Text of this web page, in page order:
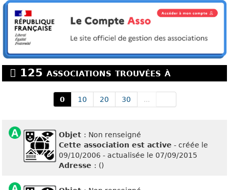
125 associations trouvées à
0 10 20 30 ...
Objet : Non renseigné
Cette association est active - créée le
09/10/2006 - actualisée le 07/09/2015
Adresse : ()